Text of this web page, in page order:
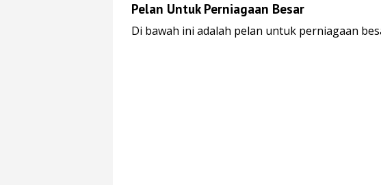
Pelan Untuk Perniagaan Besar
Di bawah ini adalah pelan untuk perniagaan